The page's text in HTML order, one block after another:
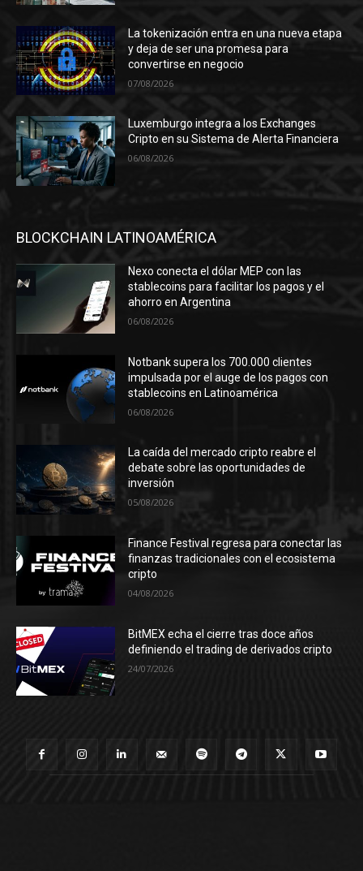
La tokenización entra en una nueva etapa
y deja de ser una promesa para
convertirse en negocio
07/08/2026
Luxemburgo integra a los Exchanges
Cripto en su Sistema de Alerta Financiera
06/08/2026
BLOCKCHAIN LATINOAMÉRICA
Nexo conecta el dólar MEP con las
stablecoins para facilitar los pagos y el
ahorro en Argentina
06/08/2026
Notbank supera los 700.000 clientes
impulsada por el auge de los pagos con
stablecoins en Latinoamérica
06/08/2026
La caída del mercado cripto reabre el
debate sobre las oportunidades de
inversión
05/08/2026
Finance Festival regresa para conectar las
finanzas tradicionales con el ecosistema
cripto
04/08/2026
BitMEX echa el cierre tras doce años
definiendo el trading de derivados cripto
24/07/2026